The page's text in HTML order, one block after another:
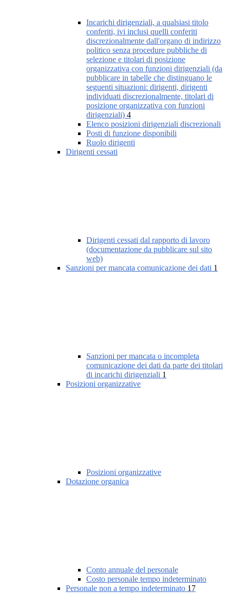
Incarichi dirigenziali, a qualsiasi titolo
conferiti, ivi inclusi quelli conferiti
discrezionalmente dall'organo di indirizzo
politico senza procedure pubbliche di
selezione e titolari di posizione
organizzativa con funzioni dirigenziali (da
pubblicare in tabelle che distinguano le
seguenti situazioni: dirigenti, dirigenti
individuati discrezionalmente, titolari di
posizione organizzativa con funzioni
dirigenziali) 4
Elenco posizioni dirigenziali discrezionali
Posti di funzione disponibili
Ruolo dirigenti
Dirigenti cessati
Dirigenti cessati dal rapporto di lavoro
(documentazione da pubblicare sul sito
web)
Sanzioni per mancata comunicazione dei dati 1
Sanzioni per mancata o incompleta
comunicazione dei dati da parte dei titolari
di incarichi dirigenziali 1
Posizioni organizzative
Posizioni organizzative
Dotazione organica
Conto annuale del personale
Costo personale tempo indeterminato
Personale non a tempo indeterminato 17